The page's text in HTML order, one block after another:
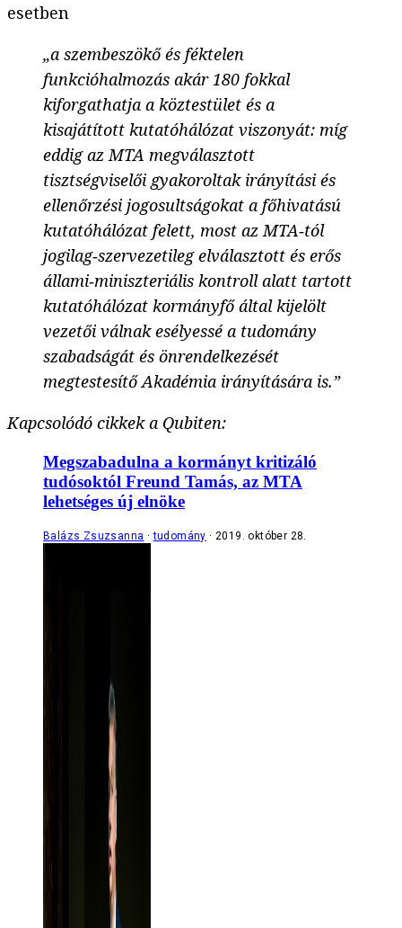
esetben
„a szembeszökő és féktelen
funkcióhalmozás akár 180 fokkal
kiforgathatja a köztestület és a
kisajátított kutatóhálózat viszonyát: míg
eddig az MTA megválasztott
tisztségviselői gyakoroltak irányítási és
ellenőrzési jogosultságokat a főhivatású
kutatóhálózat felett, most az MTA‑tól
jogilag‑szervezetileg elválasztott és erős
állami‑miniszteriális kontroll alatt tartott
kutatóhálózat kormányfő által kijelölt
vezetői válnak esélyessé a tudomány
szabadságát és önrendelkezését
megtestesítő Akadémia irányítására is.”
Kapcsolódó cikkek a Qubiten:
Megszabadulna a kormányt kritizáló
tudósoktól Freund Tamás, az MTA
lehetséges új elnöke
Balázs Zsuzsanna tudomány 2019. október 28.